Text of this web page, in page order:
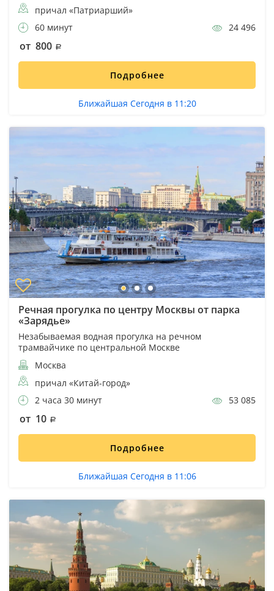
причал «Патриарший»
60 минут
24 496
от 800
Подробнее
Ближайшая Сегодня в 11:20
Речная прогулка по центру Москвы от парка
«Зарядье»
Незабываемая водная прогулка на речном
трамвайчике по центральной Москве
Москва
причал «Китай-город»
2 часа 30 минут
53 085
от 10
Подробнее
Ближайшая Сегодня в 11:06